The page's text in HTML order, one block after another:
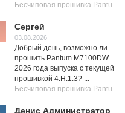
Бесчиповая прошивка Pantum M7100 Series (M7100, M7108, M7102, M7103, M7105)
Сергей
03.08.2026
Добрый день, возможно ли
прошить Pantum M7100DW
2026 года выпуска с текущей
прошивкой 4.H.1.3? ...
Бесчиповая прошивка Pantum M7100 Series (M7100, M7108, M7102, M7103, M7105)
Денис Администратор